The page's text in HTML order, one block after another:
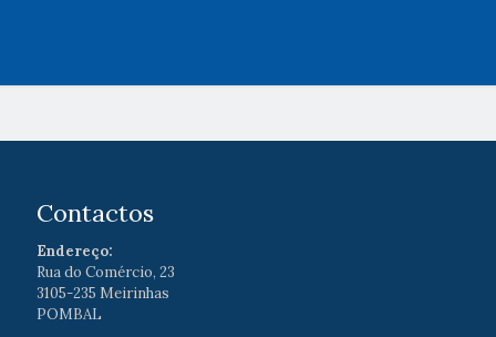
Contactos
Endereço:
Rua do Comércio, 23
3105-235 Meirinhas
POMBAL